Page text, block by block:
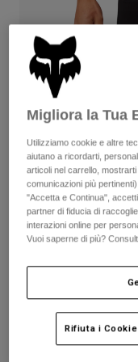
Pantaloni
Pantaloncini
Giacche
Guanti
Protezioni
Maschere
Calze
Accessori
Parti di
Pantaloni
Guanti
Protezioni
Maschere
Calze
Camicie
Vedi tutto
Donna
T-shirt
Felpe
Giacche
Pantaloni &
Bambini
Protezioni
Maschere
Calze
Vedi tutto
Moto
Caschi
Maglie​
Pantaloni
Stivali
Maschere
Price reduced
€ 49.99to€ 29.99
Migliora la Tua
Utilizziamo cookie e altre
aiutano a ricordarti,
articoli nel carrello,
comunicazioni più
"Accetta e Continua",
partner di fiducia di
interazioni online per
Vuoi saperne di più?
Rifiuta i